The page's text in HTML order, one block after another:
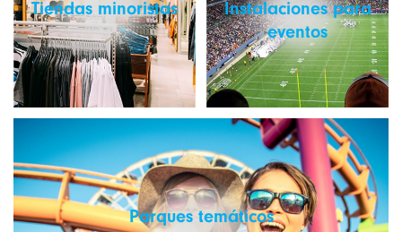
Tiendas minoristas
Instalaciones para
eventos
Parques temáticos